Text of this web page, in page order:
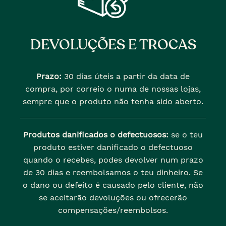
DEVOLUÇÕES E TROCAS
Prazo: 30 dias úteis a partir da data de
compra, por correio o numa de nossas lojas,
sempre que o produto não tenha sido aberto.
Produtos danificados o defectuosos: se o teu
produto estiver danificado o defectuoso
quando o recebes, podes devolver num prazo
de 30 dias e reembolsamos o teu dinheiro. Se
o dano ou defeito é causado pelo cliente, não
se aceitarão devoluções ou ofrecerão
compensações/reembolsos.